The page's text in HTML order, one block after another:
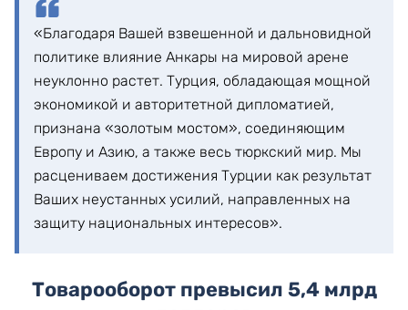
«Благодаря Вашей взвешенной и дальновидной
политике влияние Анкары на мировой арене
неуклонно растет. Турция, обладающая мощной
экономикой и авторитетной дипломатией,
признана «золотым мостом», соединяющим
Европу и Азию, а также весь тюркский мир. Мы
расцениваем достижения Турции как результат
Ваших неустанных усилий, направленных на
защиту национальных интересов».
Товарооборот превысил 5,4 млрд